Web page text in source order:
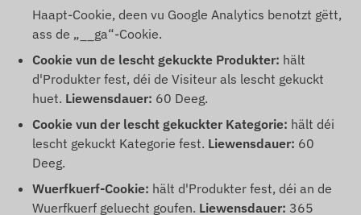
Haapt-Cookie, deen vu Google Analytics benotzt gëtt,
ass de „__ga“-Cookie.
Cookie vun de lescht gekuckte Produkter: hält
d'Produkter fest, déi de Visiteur als lescht gekuckt
huet. Liewensdauer: 60 Deeg.
Cookie vun der lescht gekuckter Kategorie: hält déi
lescht gekuckt Kategorie fest. Liewensdauer: 60
Deeg.
Wuerfkuerf-Cookie: hält d'Produkter fest, déi an de
Wuerfkuerf geluecht goufen. Liewensdauer: 365